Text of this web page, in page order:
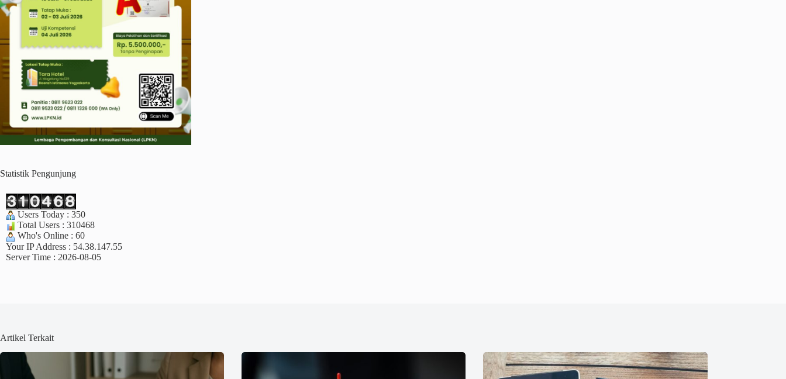
Statistik Pengunjung
Users Today : 350
Total Users : 310468
Who's Online : 60
Your IP Address : 54.38.147.55
Server Time : 2026-08-05
Artikel Terkait